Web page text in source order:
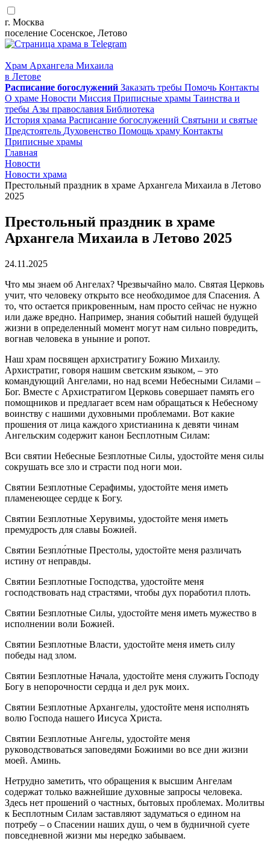
г. Москва
поселение Сосенское, Летово
Храм Архангела Михаила
в Летове
Расписание богослужений Заказать требы Помочь Контакты
О храме Новости Миссия Приписные храмы Таинства и
требы Азы православия Библиотека
История храма Расписание богослужений Святыни и святые
Предстоятель Духовенство Помощь храму Контакты
Приписные храмы
Главная
Новости
Новости храма
Престольный праздник в храме Архангела Михаила в Летово
2025
Престольный праздник в храме
Архангела Михаила в Летово 2025
24.11.2025
Что мы знаем об Ангелах? Чрезвычайно мало. Святая Церковь
учит, что человеку открыто все необходимое для Спасения. А
то, что остается прикровенным, нам просто сейчас не нужно
или даже вредно. Например, знания событий нашей будущей
жизни в определенный момент могут нам сильно повредить,
вогнав человека в уныние и ропот.
Наш храм посвящен архистратигу Божию Михаилу.
Архистратиг, говоря нашим светским языком, – это
командующий Ангелами, но над всеми Небесными Силами –
Бог. Вместе с Архистратигом Церковь совершает память его
помощников и предлагает всем нам обращаться к Небесному
воинству с нашими духовными проблемами. Вот какие
прошения от лица каждого христианина к девяти чинам
Ангельским содержит канон Бесплотным Силам:
Вси святии Небесные Безплотные Силы, удостойте меня силы
сокрушать все зло и страсти под ноги мои.
Святии Безплотные Серафимы, удостойте меня иметь
пламенеющее сердце к Богу.
Святии Безплотные Херувимы, удостойте меня иметь
премудрость для славы Божией.
Святии Безпло́тные Престолы, удостойте меня различать
истину от неправды.
Святии Безплотные Господства, удостойте меня
господствовать над страстями, чтобы дух поработил плоть.
Святии Безплотные Силы, удостойте меня иметь мужество в
исполнении воли Божией.
Святии Безплотные Власти, удостойте меня иметь силу
победы над злом.
Святии Безплотные Начала, удостойте меня служить Господу
Богу в непорочности сердца и дел рук моих.
Святии Безплотные Архангелы, удостойте меня исполнять
волю Господа нашего Иисуса Христа.
Святии Безплотные Ангелы, удостойте меня
руководствоваться заповедями Божиими во все дни жизни
моей. Аминь.
Нетрудно заметить, что обращения к высшим Ангелам
содержат только важнейшие духовные запросы человека.
Здесь нет прошений о частных, бытовых проблемах. Молитвы
к Бесплотным Силам заставляют задуматься о едином на
потребу – о Спасении наших душ, о чем в будничной суете
повседневной жизни мы нередко забываем.